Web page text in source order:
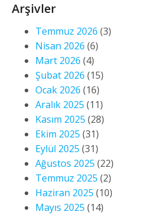
Arşivler
Temmuz 2026 (3)
Nisan 2026 (6)
Mart 2026 (4)
Şubat 2026 (15)
Ocak 2026 (16)
Aralık 2025 (11)
Kasım 2025 (28)
Ekim 2025 (31)
Eylül 2025 (31)
Ağustos 2025 (22)
Temmuz 2025 (2)
Haziran 2025 (10)
Mayıs 2025 (14)